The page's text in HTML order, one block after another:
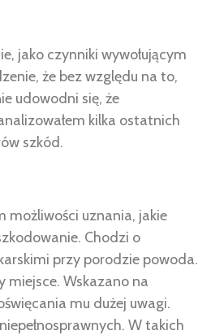
jako czynniki wywołującym
że bez względu na to,
udowodni się, że
kilka ostatnich
szkód.
możliwości uznania, jakie
Chodzi o
przy porodzie powoda.
miejsce. Wskazano na
mu dużej uwagi.
W takich